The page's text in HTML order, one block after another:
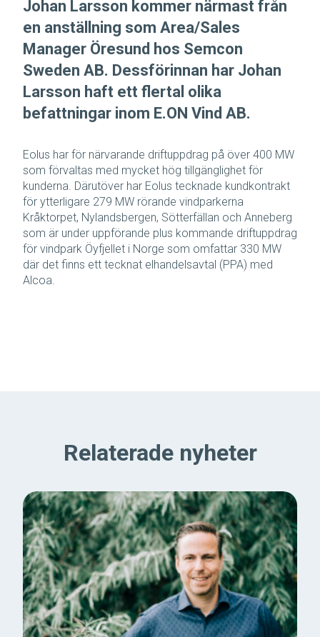
Johan Larsson kommer närmast från
en anställning som Area/Sales
Manager Öresund hos Semcon
Sweden AB. Dessförinnan har Johan
Larsson haft ett flertal olika
befattningar inom E.ON Vind AB.
Eolus har för närvarande driftuppdrag på över 400 MW
som förvaltas med mycket hög tillgänglighet för
kunderna. Därutöver har Eolus tecknade kundkontrakt
för ytterligare 279 MW rörande vindparkerna
Kråktorpet, Nylandsbergen, Sötterfällan och Anneberg
som är under uppförande plus kommande driftuppdrag
för vindpark Öyfjellet i Norge som omfattar 330 MW
där det finns ett tecknat elhandelsavtal (PPA) med
Alcoa.
Relaterade nyheter